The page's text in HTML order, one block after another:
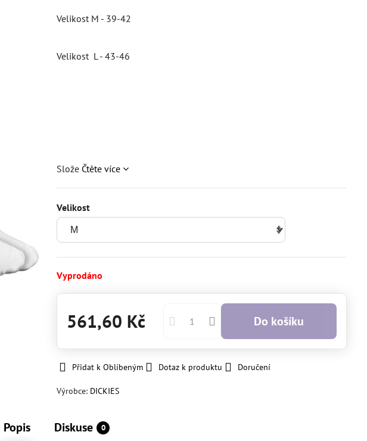
Velikost M - 39-42
Velikost L - 43-46
Slože Čtěte více
Velikost
Vyprodáno
561,60 Kč Do košíku
Přidat k Oblíbeným Dotaz k produktu Doručení
Výrobce: DICKIES
Popis Diskuse 0